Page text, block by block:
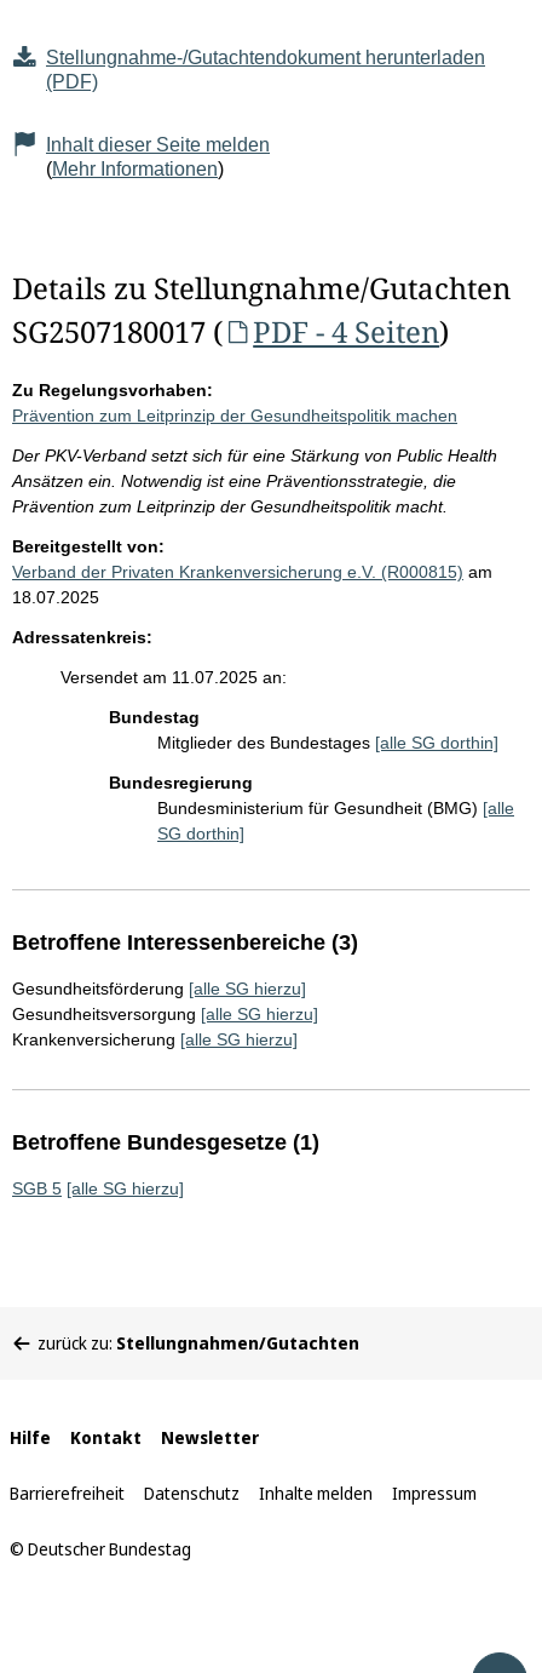
Stellungnahme-/Gutachtendokument herunterladen
(PDF)
Inhalt dieser Seite melden
(Mehr Informationen)
Details zu Stellungnahme/Gutachten
SG2507180017 (
PDF - 4 Seiten)
Zu Regelungsvorhaben:
Prävention zum Leitprinzip der Gesundheitspolitik machen
Der PKV-Verband setzt sich für eine Stärkung von Public Health
Ansätzen ein. Notwendig ist eine Präventionsstrategie, die
Prävention zum Leitprinzip der Gesundheitspolitik macht.
Bereitgestellt von:
Verband der Privaten Krankenversicherung e.V. (R000815) am
18.07.2025
Adressatenkreis:
Versendet am 11.07.2025 an:
Bundestag
Mitglieder des Bundestages [alle SG dorthin]
Bundesregierung
Bundesministerium für Gesundheit (BMG) [alle
SG dorthin]
Betroffene Interessenbereiche (3)
Gesundheitsförderung [alle SG hierzu]
Gesundheitsversorgung [alle SG hierzu]
Krankenversicherung [alle SG hierzu]
Betroffene Bundesgesetze (1)
SGB 5 [alle SG hierzu]
befinden
zurück zu: Stellungnahmen/Gutachten
Interne
Links
Hilfe Kontakt Newsletter
Barrierefreiheit Datenschutz Inhalte melden Impressum
© Deutscher Bundestag